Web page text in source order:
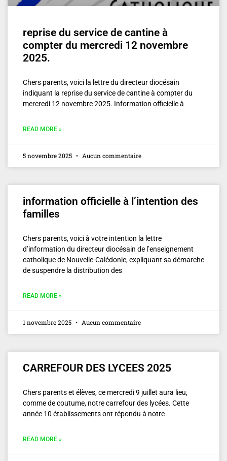
reprise du service de cantine à
compter du mercredi 12 novembre
2025.
Chers parents, voici la lettre du directeur diocésain
indiquant la reprise du service de cantine à compter du
mercredi 12 novembre 2025. Information officielle à
READ MORE »
5 novembre 2025 Aucun commentaire
information officielle à l’intention des
familles
Chers parents, voici à votre intention la lettre
d’information du directeur diocésain de l’enseignement
catholique de Nouvelle-Calédonie, expliquant sa démarche
de suspendre la distribution des
READ MORE »
1 novembre 2025 Aucun commentaire
CARREFOUR DES LYCEES 2025
Chers parents et élèves, ce mercredi 9 juillet aura lieu,
comme de coutume, notre carrefour des lycées. Cette
année 10 établissements ont répondu à notre
READ MORE »